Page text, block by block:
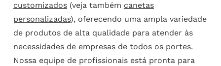
customizados(veja também canetas
personalizadas), oferecendo uma ampla variedade
de produtos de alta qualidade para atender às
necessidades de empresas de todos os portes.
Nossa equipe de profissionais está pronta para